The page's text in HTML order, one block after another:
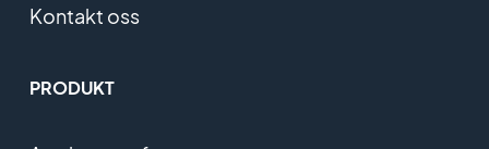
Kontakt oss
PRODUKT